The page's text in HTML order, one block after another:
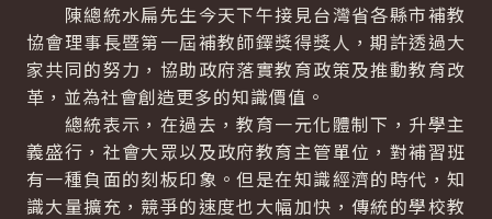
陳總統水扁先生今天下午接見台灣省各縣市補教
協會理事長暨第一屆補教師鐸獎得獎人，期許透過大
家共同的努力，協助政府落實教育政策及推動教育改
革，並為社會創造更多的知識價值。
總統表示，在過去，教育一元化體制下，升學主
義盛行，社會大眾以及政府教育主管單位，對補習班
有一種負面的刻板印象。但是在知識經濟的時代，知
識大量擴充，競爭的速度也大幅加快，傳統的學校教